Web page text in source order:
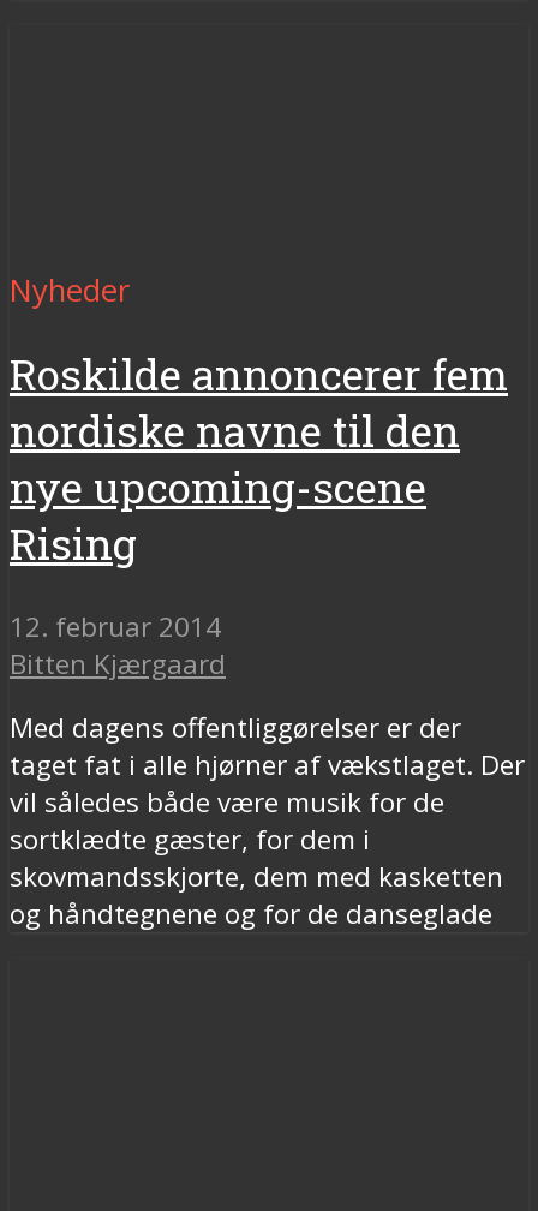
Nyheder
Roskilde annoncerer fem
nordiske navne til den
nye upcoming-scene
Rising
12. februar 2014
Bitten Kjærgaard
Med dagens offentliggørelser er der
taget fat i alle hjørner af vækstlaget. Der
vil således både være musik for de
sortklædte gæster, for dem i
skovmandsskjorte, dem med kasketten
og håndtegnene og for de danseglade